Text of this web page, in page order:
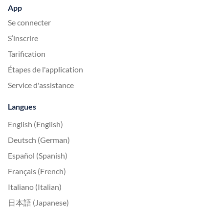
App
Se connecter
S’inscrire
Tarification
Étapes de l'application
Service d'assistance
Langues
English (English)
Deutsch (German)
Español (Spanish)
Français (French)
Italiano (Italian)
日本語 (Japanese)